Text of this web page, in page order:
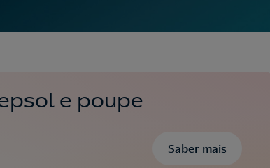
e poupe
Saber mais